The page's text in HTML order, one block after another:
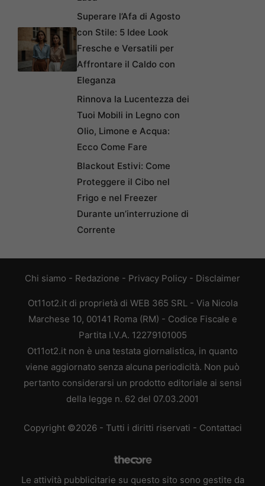
Superare l’Afa di Agosto
con Stile: 5 Idee Look
Fresche e Versatili per
Affrontare il Caldo con
Eleganza
Rinnova la Lucentezza dei
Tuoi Mobili in Legno con
Olio, Limone e Acqua:
Ecco Come Fare
Blackout Estivi: Come
Proteggere il Cibo nel
Frigo e nel Freezer
Durante un’interruzione di
Corrente
Chi siamo - Redazione - Privacy Policy - Disclaimer
Ot11ot2.it di proprietà di WEB 365 SRL - Via Nicola
Marchese 10, 00141 Roma (RM) - Codice Fiscale e
Partita I.V.A. 12279101005
Ot11ot2.it non è una testata giornalistica, in quanto
viene aggiornato senza alcuna periodicità. Non può
pertanto considerarsi un prodotto editoriale ai sensi
della legge n. 62 del 07.03.2001
Copyright ©2026 - Tutti i diritti riservati - Contattaci
Le attività pubblicitarie su questo sito sono gestite da